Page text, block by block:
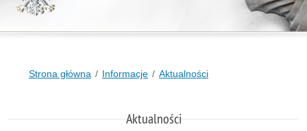
Strona główna Informacje Aktualności
Aktualności